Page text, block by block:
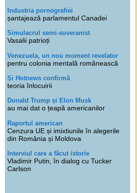
Industria pornografiei
șantajează parlamentul Canadei
Simulacrul semi-suveranist
Vasalii patrioți
Venezuela, un nou moment revelator
pentru colonia mentală românească
Și Hotnews confirmă
teoria înlocuirii
Donald Trump și Elon Musk
au mai dat o țeapă americanilor
Raportul american
Cenzura UE și imixtiunile în alegerile
din România și Moldova
Interviul care a făcut istorie
Vladimir Putin, în dialog cu Tucker
Carlson